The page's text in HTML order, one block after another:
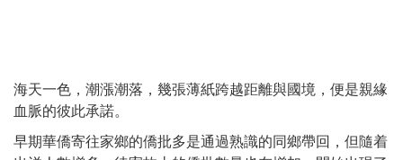
海天一色，潮漲潮落，幾張薄紙跨越距離與國境，便是親緣
血脈的彼此承諾。
早期華僑寄往家鄉的僑批多是通過熟識的同鄉帶回，但隨着